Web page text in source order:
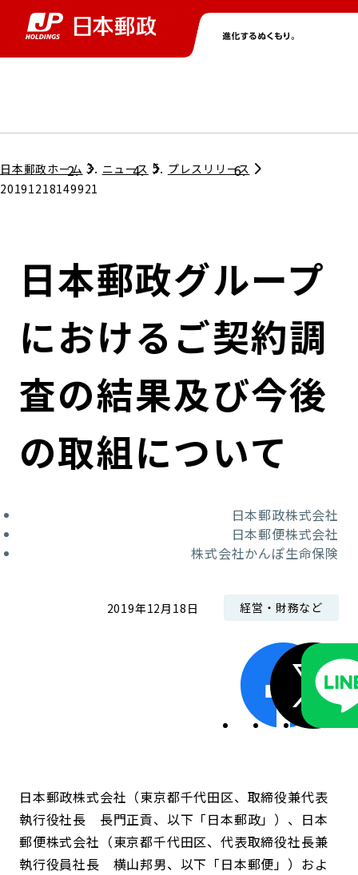
グループ情報トップ
コンプライアンス
ガバナンス
ローカル共創イニシアティブ
関連事業
株主・投資家情報トップ
個人投資家のみなさまへ
株式情報
IRカレンダー
ニューストップ
サステナビリティトップ
担当役員メッセージ
サステナビリティマネジメント
社会
採用情報トップ
日本郵政ホーム ニュース
プレスリリース
20191218149921
日本郵政グループ
におけるご契約調
査の結果及び今後
の取組について
日本郵政株式会社
日本郵便株式会社
株式会社かんぽ生命保険
2019年12月18日 経営・財務など
日本郵政株式会社（東京都千代田区、取締役兼代表
執行役社長 長門正貢、以下「日本郵政」）、日本
郵便株式会社（東京都千代田区、代表取締役社長兼
執行役員社長 横山邦男、以下「日本郵便」）およ